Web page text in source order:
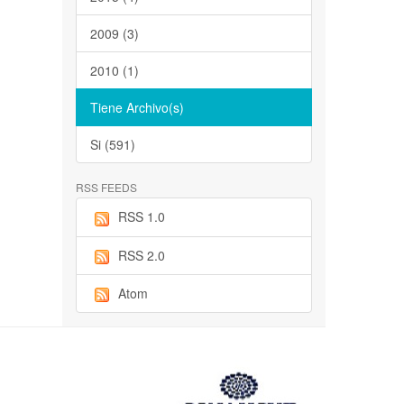
2009 (3)
2010 (1)
Tiene Archivo(s)
Si (591)
RSS FEEDS
RSS 1.0
RSS 2.0
Atom